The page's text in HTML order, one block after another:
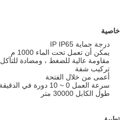
خاصية
درجة حماية IP IP65
يمكن أن تعمل تحت الماء 1000 م
مقاومة عالية للضغط ، ومضادة للتآكل
تركيب شفة
أعمى من خلال الفتحة
سرعة العمل 0 ~ 10 دورة في الدقيقة
طول الكابل 30000 متر